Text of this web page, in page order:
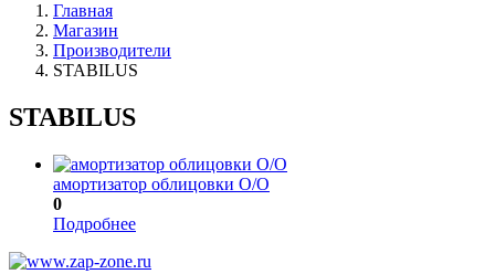
Главная
Магазин
Производители
STABILUS
STABILUS
амортизатор облицовки O/O
0
Подробнее